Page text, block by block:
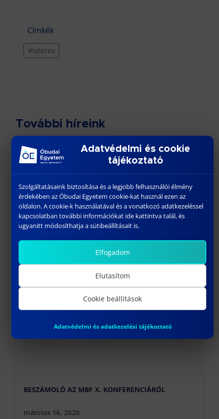
Címkék
#laterex
További híreink
EGYÜTTMŰKÖDÉSI KERETMEGÁLLAPODÁST
KÖTÖTT AZ ÓBUDAI EGYETEM BÁNKI DONÁT
GÉPÉSZ ÉS BIZTONSÁGTECHNIKAI MÉRNÖKI KAR
ÉS A DAHUA TECHNOLOGY HUNGARY KFT.
Előző
BESZÁMOLÓ AZ MBF X. KONFERENCIÁRÓL
március 16, 2020
Adatvédelmi és cookie
tájékoztató
Szolgáltatásaink biztosítása és a legjobb felhasználói élmény
érdekében az Óbudai Egyetem cookie-kat használ ezen az
oldalon. A cookie-k használatával és a vonatkozó adatkezeléssel
kapcsolatban további információkat ide kattintva talál, és
ugyanitt módosíthatja a sütibeállításait is.
Elfogadom
Elutasítom
Cookie beállítások
Adatvédelmi és adatkezelési tájékoztató